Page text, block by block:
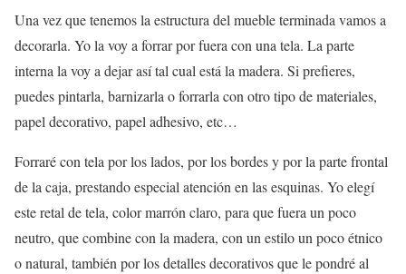
Una vez que tenemos la estructura del mueble terminada vamos a
decorarla. Yo la voy a forrar por fuera con una tela. La parte
interna la voy a dejar así tal cual está la madera. Si prefieres,
puedes pintarla, barnizarla o forrarla con otro tipo de materiales,
papel decorativo, papel adhesivo, etc…
Forraré con tela por los lados, por los bordes y por la parte frontal
de la caja, prestando especial atención en las esquinas. Yo elegí
este retal de tela, color marrón claro, para que fuera un poco
neutro, que combine con la madera, con un estilo un poco étnico
o natural, también por los detalles decorativos que le pondré al